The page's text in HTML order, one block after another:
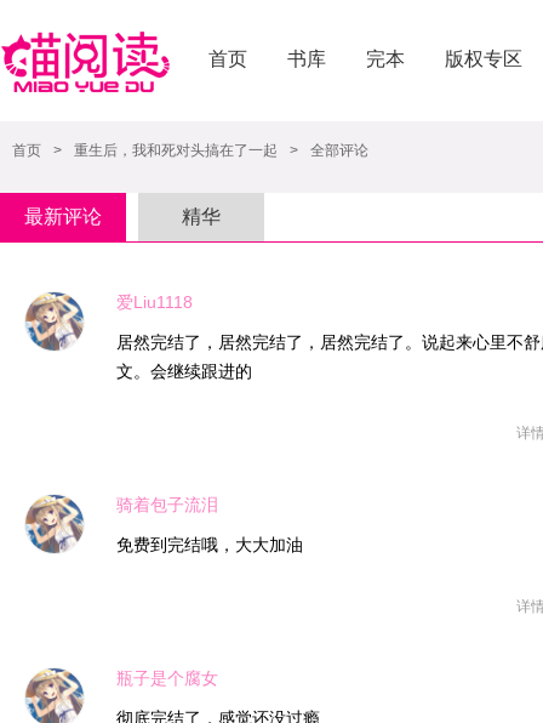
首页 书库 完本 版权专区
首页 > 重生后，我和死对头搞在了一起 > 全部评论
最新评论 精华
爱Liu1118
居然完结了，居然完结了，居然完结了。说起来心里不
文。会继续跟进的
详
骑着包子流泪
免费到完结哦，大大加油
详
瓶子是个腐女
彻底完结了，感觉还没过瘾